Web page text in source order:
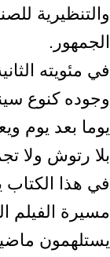
والتنظيرية
الجمهور.
في مئويته
وجوده كنوع
يوما بعد يوم
بلا رتوش ولا
في هذا
مسيرة الفيلم
يستلهمون